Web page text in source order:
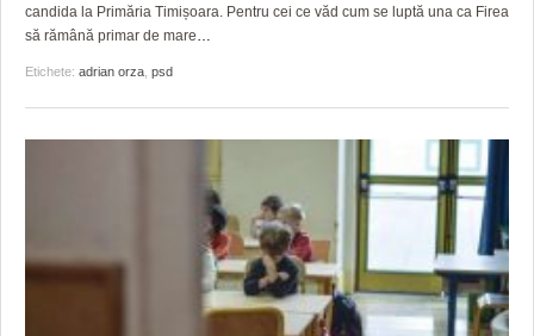
candida la Primăria Timișoara. Pentru cei ce văd cum se luptă una ca Firea
să rămână primar de mare…
Etichete: adrian orza psd